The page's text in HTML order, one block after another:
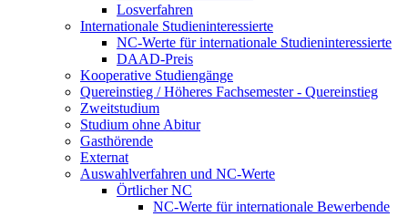
Losverfahren
Internationale Studieninteressierte
NC-Werte für internationale Studieninteressierte
DAAD-Preis
Kooperative Studiengänge
Quereinstieg / Höheres Fachsemester - Quereinstieg
Zweitstudium
Studium ohne Abitur
Gasthörende
Externat
Auswahlverfahren und NC-Werte
Örtlicher NC
NC-Werte für internationale Bewerbende